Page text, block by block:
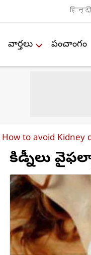
हिन्दी
వార్తలు పంచాంగం
How to avoid Kidney
కిడ్నీలు